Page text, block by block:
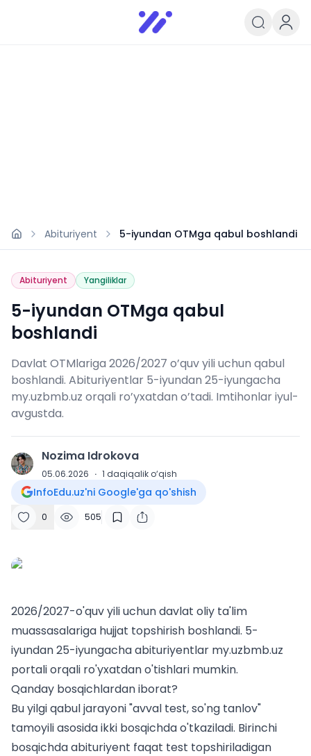
Infoedu
Ta&#039;lim xabarlari va
Abituriyent 5-iyundan OTMga qabul boshlandi
Abituriyent Yangiliklar
5-iyundan OTMga qabul
boshlandi
Davlat OTMlariga 2026/2027 o’quv yili uchun qabul
boshlandi. Abituriyentlar 5-iyundan 25-iyungacha
my.uzbmb.uz orqali ro’yxatdan o’tadi. Imtihonlar iyul-
avgustda.
N Nozima Idrokova
05.06.2026 · 1 daqiqalik o‘qish
InfoEdu.uz'ni Google'ga qo'shish
0 505
2026/2027-o'quv yili uchun davlat oliy ta'lim
muassasalariga hujjat topshirish boshlandi. 5-
iyundan 25-iyungacha abituriyentlar my.uzbmb.uz
portali orqali ro'yxatdan o'tishlari mumkin.
Qanday bosqichlardan iborat?
Bu yilgi qabul jarayoni "avval test, so'ng tanlov"
tamoyili asosida ikki bosqichda o'tkaziladi. Birinchi
bosqichda abituriyent faqat test topshiriladigan